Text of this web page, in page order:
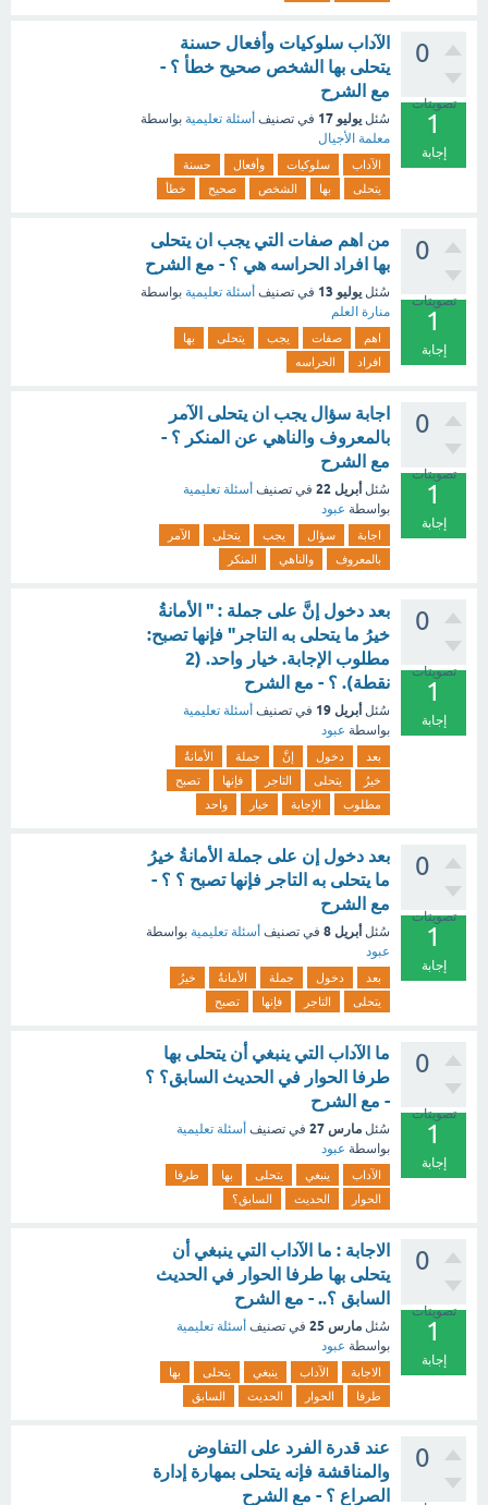
0
تصويتات
1
إجابة
الآداب سلوكيات وأفعال حسنة
يتحلى بها الشخص صحيح خطأ ؟ -
مع الشرح
سُئل يوليو 17 في تصنيف أسئلة تعليمية بواسطة
معلمة الأجيال
الآداب سلوكيات وأفعال
حسنة
يتحلى
بها الشخص صحيح خطأ
0
تصويتات
1
إجابة
من اهم صفات التي يجب ان يتحلى
بها افراد الحراسه هي ؟ - مع الشرح
سُئل يوليو 13 في تصنيف أسئلة تعليمية بواسطة
منارة العلم
اهم صفات يجب يتحلى
بها
افراد
الحراسه
0
تصويتات
1
إجابة
اجابة سؤال يجب ان يتحلى الآمر
بالمعروف والناهي عن المنكر ؟ -
مع الشرح
سُئل أبريل 22 في تصنيف أسئلة تعليمية
بواسطة عبود
اجابة سؤال يجب يتحلى
الآمر
بالمعروف
والناهي المنكر
0
تصويتات
1
إجابة
بعد دخول إنَّ على جملة : " الأمانةُ
خيرُ ما يتحلى به التاجر" فإنها تصبح:
مطلوب الإجابة. خيار واحد. (2
نقطة). ؟ - مع الشرح
سُئل أبريل 19 في تصنيف أسئلة تعليمية
بواسطة عبود
بعد دخول إنَّ جملة
الأمانةُ
خيرُ
يتحلى التاجر فإنها
تصبح
مطلوب
الإجابة خيار واحد
0
تصويتات
1
إجابة
بعد دخول إن على جملة الأمانةُ خيرُ
ما يتحلى به التاجر فإنها تصبح ؟ ؟ -
مع الشرح
سُئل أبريل 8 في تصنيف أسئلة تعليمية بواسطة
عبود
بعد دخول جملة الأمانةُ
خيرُ
يتحلى
التاجر فإنها تصبح
0
تصويتات
1
إجابة
ما الآداب التي ينبغي أن يتحلى بها
طرفا الحوار في الحديث السابق؟ ؟
- مع الشرح
سُئل مارس 27 في تصنيف أسئلة تعليمية
بواسطة عبود
الآداب ينبغي يتحلى بها
طرفا
الحوار
الحديث السابق؟
0
تصويتات
1
إجابة
الاجابة : ما الآداب التي ينبغي أن
يتحلى بها طرفا الحوار في الحديث
السابق ؟.. - مع الشرح
سُئل مارس 25 في تصنيف أسئلة تعليمية
بواسطة عبود
الاجابة الآداب ينبغي يتحلى
بها
طرفا
الحوار الحديث السابق
0
عند قدرة الفرد على التفاوض
والمناقشة فإنه يتحلى بمهارة إدارة
الصراع ؟ - مع الشرح